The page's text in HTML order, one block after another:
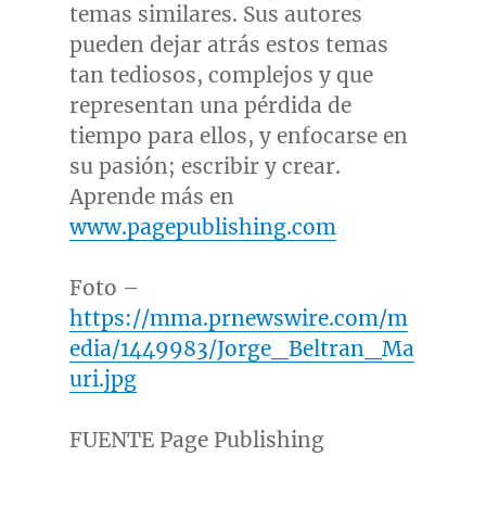
temas similares. Sus autores
pueden dejar atrás estos temas
tan tediosos, complejos y que
representan una pérdida de
tiempo para ellos, y enfocarse en
su pasión; escribir y crear.
Aprende más en
www.pagepublishing.com
Foto –
https://mma.prnewswire.com/m
edia/1449983/Jorge_Beltran_Ma
uri.jpg
FUENTE Page Publishing